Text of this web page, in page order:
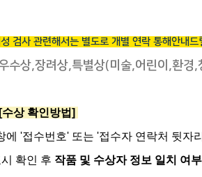
검사 관련해서는 별도로 개별 연락 통해안내드
수상,장려상,특별상(미술,어린이,환경,
[수상 확인방법]
에 '접수번호' 또는 '접수자 연락처 뒷자
확인 후 작품 및 수상자 정보 일치 여